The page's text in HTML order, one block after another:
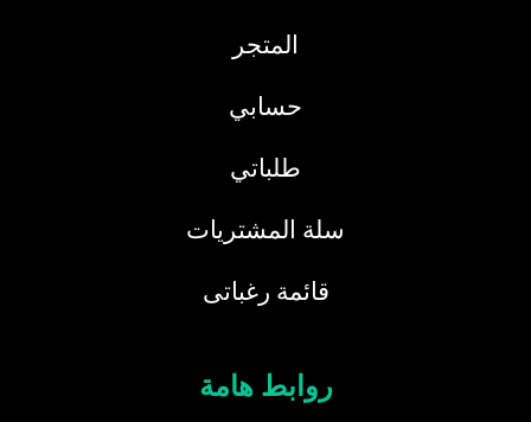
المتجر
حسابي
طلباتي
سلة المشتريات
قائمة رغباتى
روابط هامة